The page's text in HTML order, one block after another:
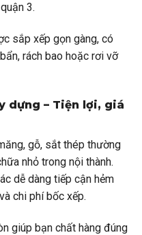
3.
sắp xếp gọn gàng, có
rách bao hoặc rơi vỡ
dựng – Tiện lợi, giá
gỗ, sắt thép thường
nhỏ trong nội thành.
dễ dàng tiếp cận hẻm
chi phí bốc xếp.
giúp bạn chất hàng đúng